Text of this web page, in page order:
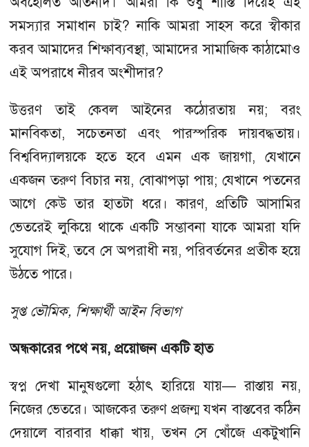
সমস্যার সমাধান চাই? নাকি আমরা সাহস করে স্বীকার
করব আমাদের শিক্ষাব্যবস্থা, আমাদের সামাজিক কাঠামোও
এই অপরাধে নীরব অংশীদার?
উত্তরণ তাই কেবল আইনের কঠোরতায় নয়; বরং
মানবিকতা, সচেতনতা এবং পারস্পরিক দায়বদ্ধতায়।
বিশ্ববিদ্যালয়কে হতে হবে এমন এক জায়গা, যেখানে
একজন তরুণ বিচার নয়, বোঝাপড়া পায়; যেখানে পতনের
আগে কেউ তার হাতটা ধরে। কারণ, প্রতিটি আসামির
ভেতরেই লুকিয়ে থাকে একটি সম্ভাবনা যাকে আমরা যদি
সুযোগ দিই, তবে সে অপরাধী নয়, পরিবর্তনের প্রতীক হয়ে
উঠতে পারে।
সুপ্ত ভৌমিক, শিক্ষার্থী আইন বিভাগ
অন্ধকারের পথে নয়, প্রয়োজন একটি হাত
স্বপ্ন দেখা মানুষগুলো হঠাৎ হারিয়ে যায়— রাস্তায় নয়,
নিজের ভেতরে। আজকের তরুণ প্রজন্ম যখন বাস্তবের কঠিন
দেয়ালে বারবার ধাক্কা খায়, তখন সে খোঁজে একটুখানি